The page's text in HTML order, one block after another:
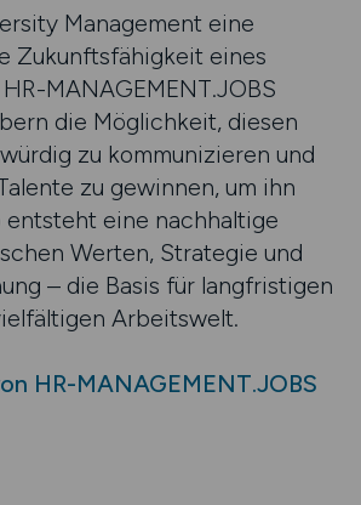
Management eine
Zukunftsfähigkeit eines
MANAGEMENT.JOBS
die Möglichkeit, diesen
zu kommunizieren und
zu gewinnen, um ihn
entsteht eine nachhaltige
Werten, Strategie und
– die Basis für langfristigen
Arbeitswelt.
HR-MANAGEMENT.JOBS